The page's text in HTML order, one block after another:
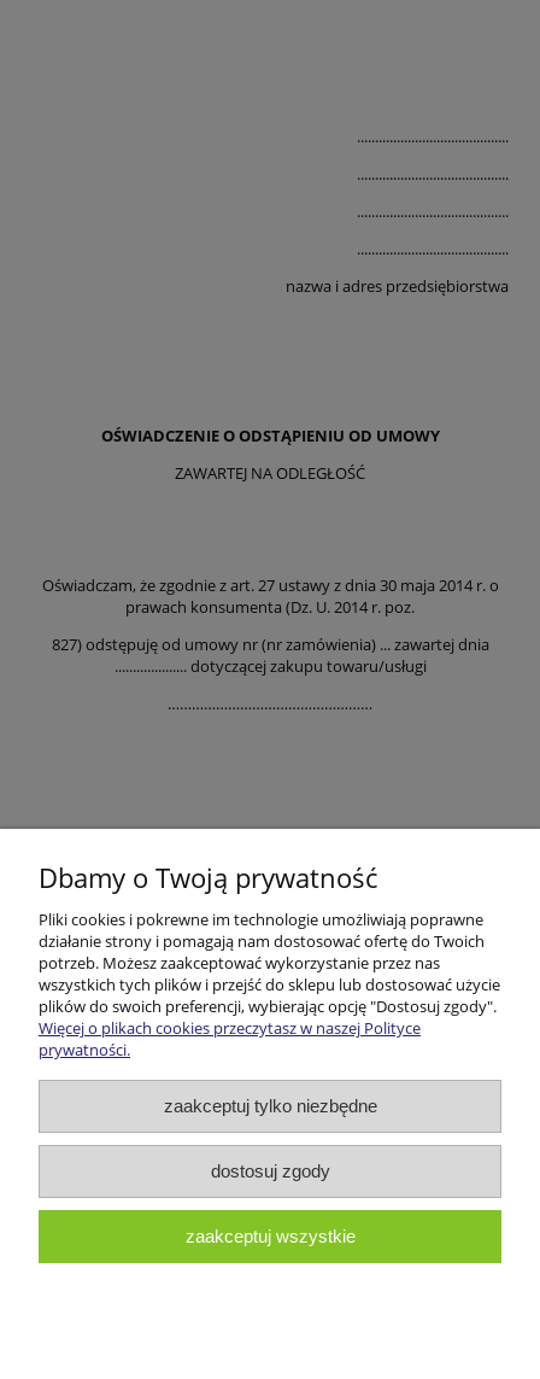
..........................................
..........................................
..........................................
..........................................
nazwa i adres przedsiębiorstwa
OŚWIADCZENIE O ODSTĄPIENIU OD UMOWY
ZAWARTEJ NA ODLEGŁOŚĆ
Oświadczam, że zgodnie z art. 27 ustawy z dnia 30 maja 2014 r. o
prawach konsumenta (Dz. U. 2014 r. poz.
827) odstępuję od umowy nr (nr zamówienia) ... zawartej dnia
.................... dotyczącej zakupu towaru/usługi
……………………………………………
podpis konsumenta
Załącznik 2
FORMULARZ ZWROTU TOWARU
NUMER ZAMÓWIENIA: ........................................ DATAZAMÓWIENIA:
………………………………….
Dbamy o Twoją prywatność
Pliki cookies i pokrewne im technologie umożliwiają poprawne
działanie strony i pomagają nam dostosować ofertę do Twoich
potrzeb. Możesz zaakceptować wykorzystanie przez nas
wszystkich tych plików i przejść do sklepu lub dostosować użycie
plików do swoich preferencji, wybierając opcję "Dostosuj zgody".
Więcej o plikach cookies przeczytasz w naszej Polityce
prywatności.
zaakceptuj tylko niezbędne
dostosuj zgody
zaakceptuj wszystkie